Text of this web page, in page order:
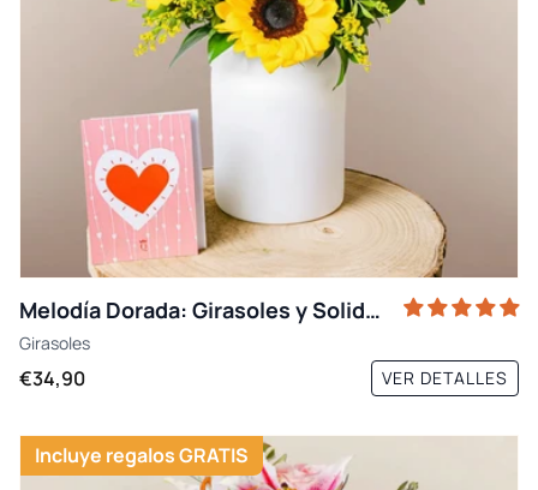
Melodía Dorada: Girasoles y Solidago
Girasoles
€34,90 VER DETALLES
Incluye regalos GRATIS